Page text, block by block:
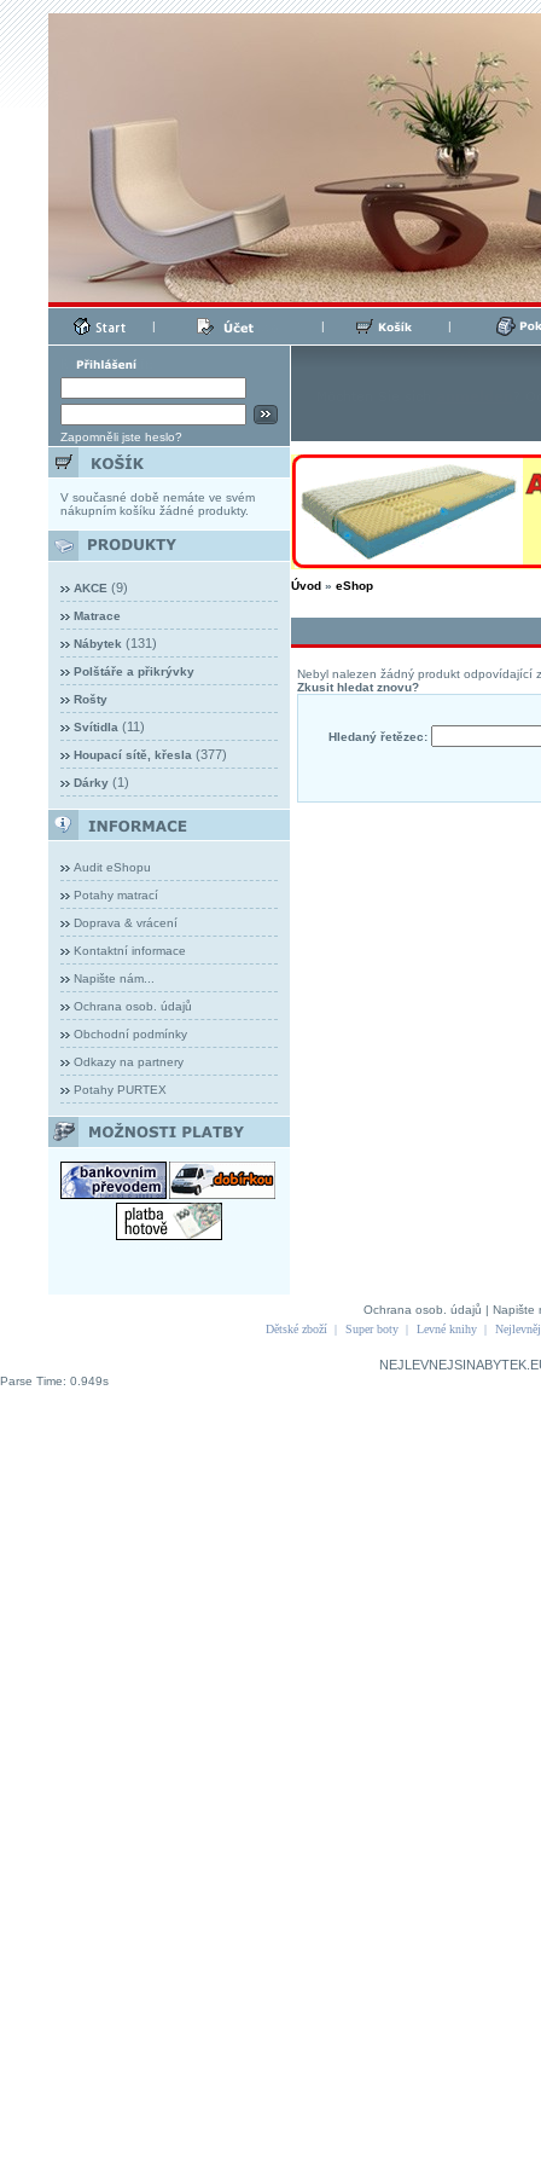
| | |
Zapomněli jste heslo?
V současné době nemáte ve svém
nákupním košíku žádné produkty.
AKCE (9)
Matrace
Nábytek (131)
Polštáře a přikrývky
Rošty
Svítidla (11)
Houpací sítě, křesla (377)
Dárky(1)
Audit eShopu
Potahy matrací
Doprava & vrácení
Kontaktní informace
Napište nám...
Ochrana osob. údajů
Obchodní podmínky
Odkazy na partnery
Potahy PURTEX
Úvod» eShop
Nebyl nalezen žádný produkt odpovídající
Zkusit hledat znovu?
Hledaný řetězec:
Ochrana osob. údajů | Napište
Dětské zboží | Super boty | Levné knihy |
Parse Time: 0.949s